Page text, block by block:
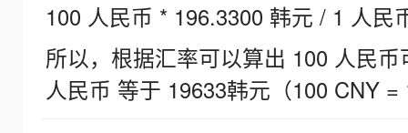
100 人民币 * 196.3300 韩元 / 1 人民
所以，根据汇率可以算出 100 人民
人民币 等于 19633韩元（100 CNY =